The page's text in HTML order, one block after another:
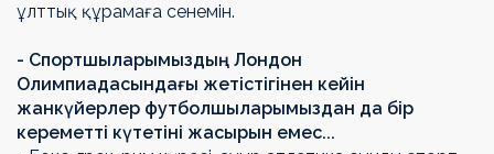
ұлттық құрамаға сенемін.
- Спортшыларымыздың Лондон
Олимпиадасындағы жетістігінен кейін
жанкүйерлер футболшыларымыздан да бір
кереметті күтетіні жасырын емес...